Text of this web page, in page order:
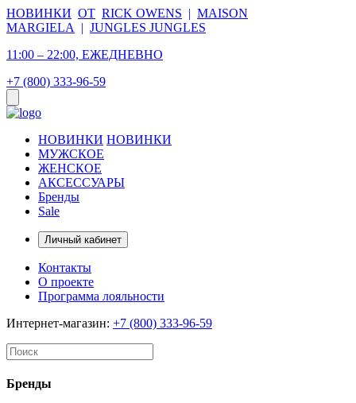
НОВИНКИ ОТ RICK OWENS | MAISON
MARGIELA
| JUNGLES JUNGLES
11:00 – 22:00, ЕЖЕДНЕВНО
+7 (800) 333-96-59
НОВИНКИ НОВИНКИ
МУЖСКОЕ
ЖЕНСКОЕ
АКСЕССУАРЫ
Бренды
Sale
Личный кабинет
Контакты
О проекте
Программа лояльности
Интернет-магазин: +7 (800) 333-96-59
Бренды